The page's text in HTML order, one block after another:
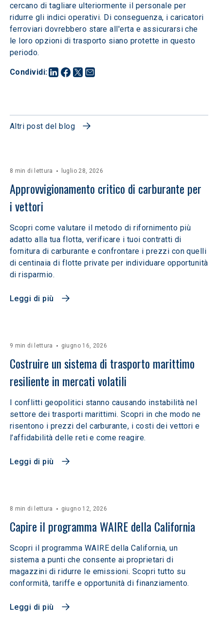
Condividi:
cercano di tagliare ulteriormente il personale per
ridurre gli indici operativi. Di conseguenza, i caricatori
ferroviari dovrebbero stare all'erta e assicurarsi che
le loro opzioni di trasporto siano protette in questo
periodo.
Altri post del blog
8 min di lettura luglio 28, 2026
Approvvigionamento critico di carburante per
i vettori
Scopri come valutare il metodo di rifornimento più
adatto alla tua flotta, verificare i tuoi contratti di
fornitura di carburante e confrontare i prezzi con quelli
di centinaia di flotte private per individuare opportunità
di risparmio.
Leggi di più
9 min di lettura giugno 16, 2026
Costruire un sistema di trasporto marittimo
resiliente in mercati volatili
I conflitti geopolitici stanno causando instabilità nel
settore dei trasporti marittimi. Scopri in che modo ne
risentono i prezzi del carburante, i costi dei vettori e
l’affidabilità delle reti e come reagire.
Leggi di più
8 min di lettura giugno 12, 2026
Capire il programma WAIRE della California
Scopri il programma WAIRE della California, un
sistema a punti che consente ai proprietari di
magazzini di ridurre le emissioni. Scopri tutto su
conformità, tariffe e opportunità di finanziamento.
Leggi di più